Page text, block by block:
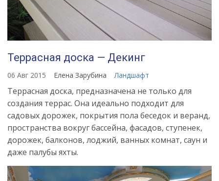
Террасная доска — Декинг
06 Авг 2015 Елена Зарубина Ландшафт
Террасная доска, предназначена не только для
создания террас. Она идеально подходит для
садовых дорожек, покрытия пола беседок и веранд,
пространства вокруг бассейна, фасадов, ступенек,
дорожек, балконов, лоджий, ванных комнат, саун и
даже палубы яхты.